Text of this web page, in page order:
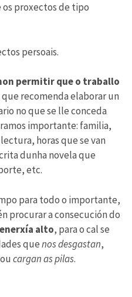
proxectos de tipo
persoais.
permitir que o traballo
que recomenda elaborar un
no que se lle conceda
importante: familia,
horas que se van
dunha novela que
etc.
para todo o importante,
procurar a consecución do
alto, para o cal se
quenos desgastan,
cargan as pilas.